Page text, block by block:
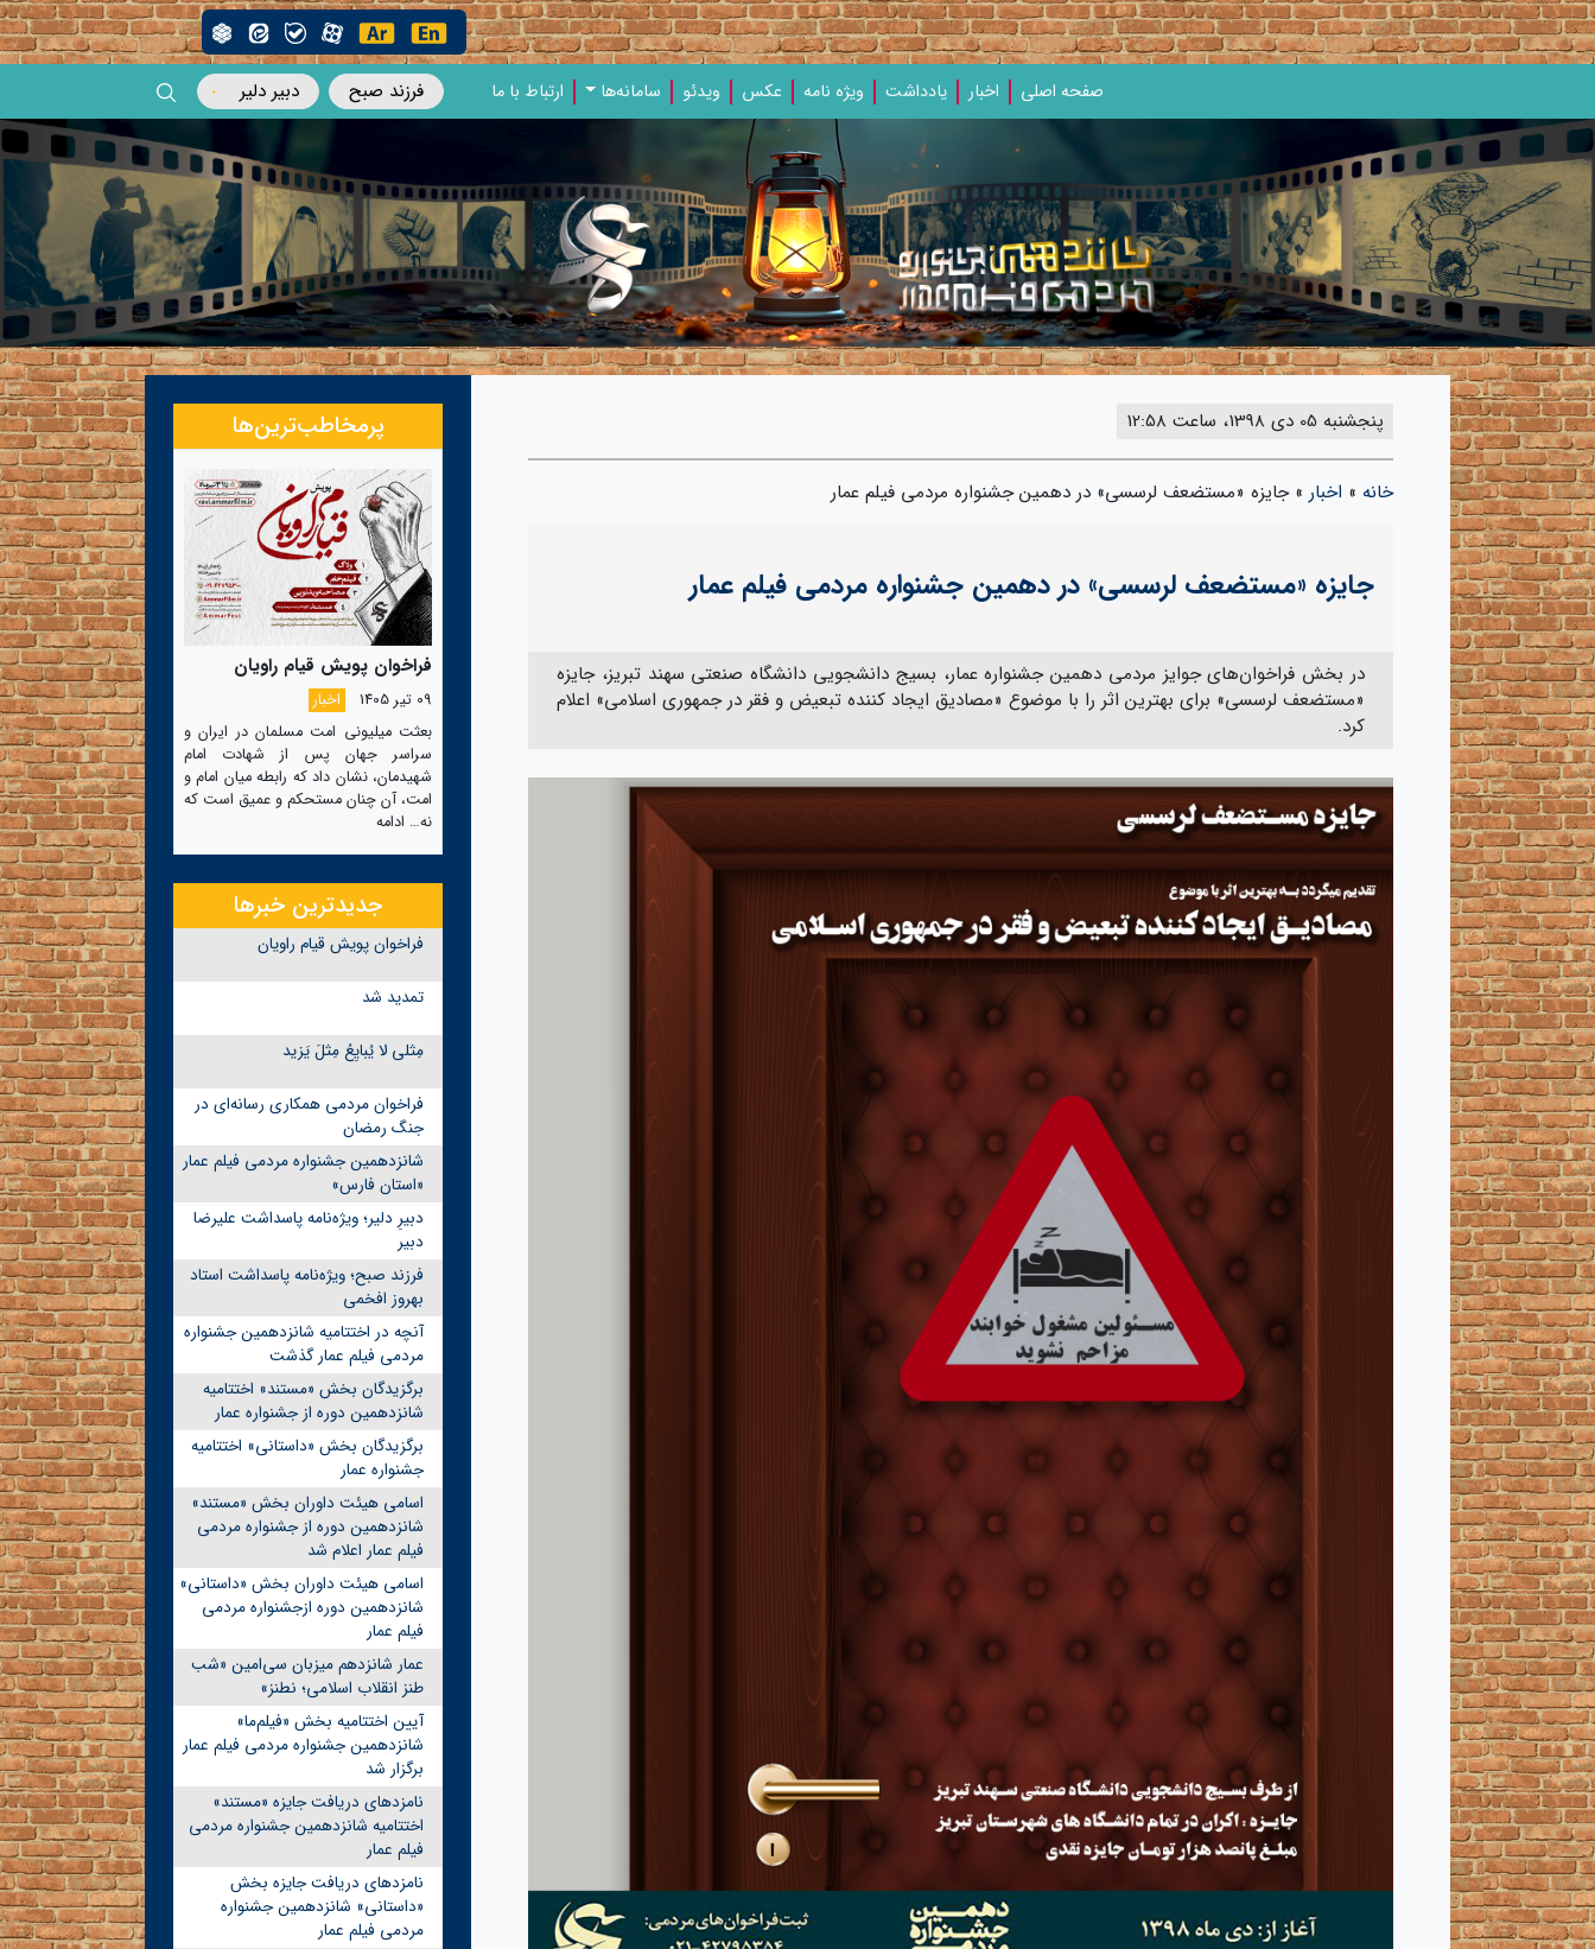
فرزند صبح دبیر دلیر صفحه اصلی اخبار یادداشت‌ ویژه‌ نامه‌ عکس ویدئو سامانه‌ها ارتباط با ما
پنجشنبه 05 دی 1398، ساعت 12:58
خانه » اخبار »جایزه «مستضعف لرسسی» در دهمین جشنواره مردمی فیلم عمار
جایزه «مستضعف لرسسی» در دهمین جشنواره مردمی فیلم عمار
در بخش فراخوان‌های جوایز مردمی دهمین جشنواره عمار، بسیج دانشجویی دانشگاه صنعتی سهند تبریز، جایزه
«مستضعف لرسسی» برای بهترین اثر را با موضوع «مصادیق ایجاد کننده تبعیض و فقر در جمهوری اسلامی» اعلام
کرد.
پرمخاطب‌ترین‌ها
فراخوان پویش قیام راویان
09 تیر 1405
اخبار
بعثت میلیونی امت مسلمان در ایران و
سراسر جهان پس از شهادت امام
شهیدمان، نشان داد که رابطه میان امام و
امت، آن چنان مستحکم و عمیق است که
نه… ادامه
جدیدترین خبرها
فراخوان پویش قیام راویان
تمدید شد
مِثلی لا یُبایِعُ مِثلَ یَزید
فراخوان مردمی همکاری رسانه‌ای در
جنگ رمضان
شانزدهمین جشنواره مردمی فیلم عمار
«استان فارس»
دبیرِ دلیر؛ ویژه‌نامه پاسداشت علیرضا
دبیر
فرزند صبح؛ ویژه‌نامه پاسداشت استاد
بهروز افخمی
آنچه در اختتامیه شانزدهمین جشنواره
مردمی فیلم عمار گذشت
برگزیدگان بخش «مستند» اختتامیه
شانزدهمین دوره از جشنواره عمار
برگزیدگان بخش «داستانی» اختتامیه
جشنواره عمار
اسامی هیئت داوران بخش «مستند»
شانزدهمین دوره از جشنواره مردمی
فیلم عمار اعلام شد
اسامی هیئت داوران بخش «داستانی»
شانزدهمین دوره ازجشنواره مردمی
فیلم عمار
عمار شانزدهم میزبان سی‌امین «شب
طنز انقلاب اسلامی؛ نطنز»
آیین اختتامیه بخش «فیلم‌ما»
شانزدهمین جشنواره مردمی فیلم عمار
برگزار شد
نامزدهای دریافت جایزه «مستند»
اختتامیه شانزدهمین جشنواره مردمی
فیلم عمار
نامزدهای دریافت جایزه بخش
«داستانی» شانزدهمین جشنواره
مردمی فیلم عمار